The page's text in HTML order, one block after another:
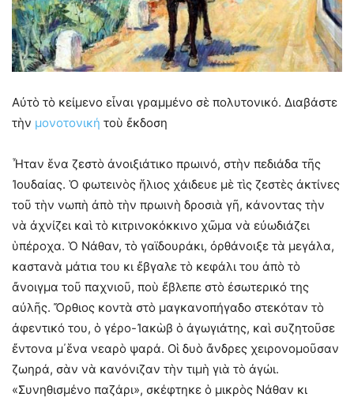
Αὐτὸ τὸ κείμενο εἶναι γραμμένο σὲ πολυτονικό. Διαβάστε
τὴν μονοτονική τοὺ ἔκδοση
Ἦταν ἕνα ζεστὸ ἀνοιξιάτικο πρωινό, στὴν πεδιάδα τῆς
Ἰουδαίας. Ὁ φωτεινὸς ἥλιος χάιδευε μὲ τὶς ζεστὲς ἀκτίνες
τοῦ τὴν νωπὴ ἀπὸ τὴν πρωινὴ δροσιὰ γῆ, κάνοντας τὴν
νὰ ἀχνίζει καὶ τὸ κιτρινοκόκκινο χῶμα νὰ εὐωδιάζει
ὑπέροχα. Ὁ Νάθαν, τὸ γαϊδουράκι, ὀρθάνοιξε τὰ μεγάλα,
καστανὰ μάτια του κι ἔβγαλε τὸ κεφάλι του ἀπὸ τὸ
ἄνοιγμα τοῦ παχνιοῦ, ποὺ ἔβλεπε στὸ ἐσωτερικό της
αὐλῆς. Ὄρθιος κοντὰ στὸ μαγκανοπήγαδο στεκόταν τὸ
ἀφεντικό του, ὁ γέρο-Ἰακὼβ ὁ ἀγωγιάτης, καὶ συζητοῦσε
ἔντονα μ΄ἕνα νεαρὸ ψαρά. Οἱ δυὸ ἄνδρες χειρονομοῦσαν
ζωηρά, σὰν νὰ κανόνιζαν τὴν τιμὴ γιὰ τὸ ἀγώι.
«Συνηθισμένο παζάρι», σκέφτηκε ὁ μικρὸς Νάθαν κι